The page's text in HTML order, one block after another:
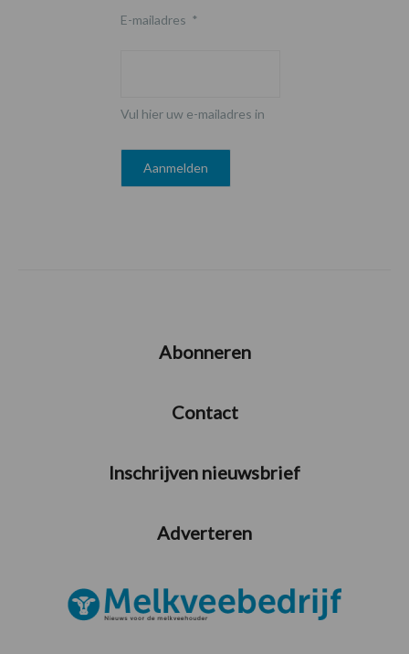
E-mailadres *
Vul hier uw e-mailadres in
Abonneren
Contact
Inschrijven nieuwsbrief
Adverteren